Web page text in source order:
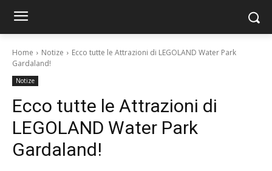
Home Notize
Ecco tutte le Attrazioni di LEGOLAND Water Park
Gardaland!
Notize
Ecco tutte le Attrazioni di
LEGOLAND Water Park
Gardaland!